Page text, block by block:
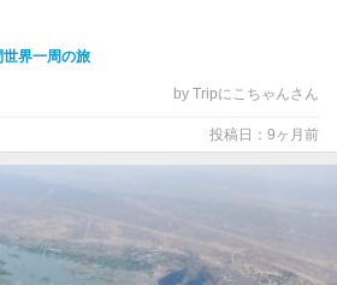
世界一周の旅
by Tripにこちゃんさん
投稿日：9ヶ月前